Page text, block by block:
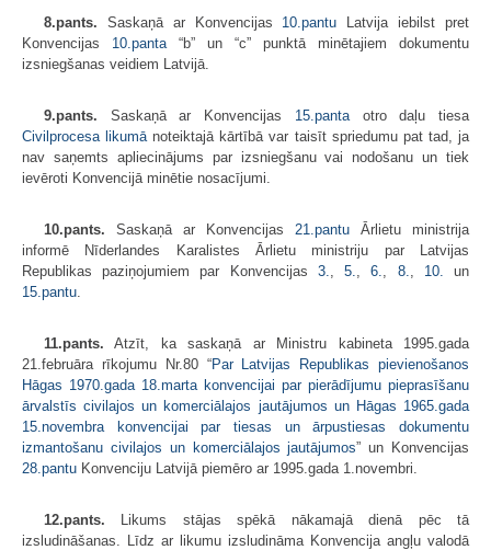
8.pants. Saskaņā ar Konvencijas 10.pantu Latvija iebilst pret
Konvencijas 10.panta “b” un “c” punktā minētajiem dokumentu
izsniegšanas veidiem Latvijā.
9.pants. Saskaņā ar Konvencijas 15.pantaotro daļu tiesa
Civilprocesa likumā noteiktajā kārtībā var taisīt spriedumu pat tad, ja
nav saņemts apliecinājums par izsniegšanu vai nodošanu un tiek
ievēroti Konvencijā minētie nosacījumi.
10.pants. Saskaņā ar Konvencijas 21.pantu Ārlietu ministrija
informē Nīderlandes Karalistes Ārlietu ministriju par Latvijas
Republikas paziņojumiem par Konvencijas 3. ,5. ,6. 8. 10.un
15.pantu
11.pants. Atzīt, ka saskaņā ar Ministru kabineta 1995.gada
21.februāra rīkojumu Nr.80 “Par Latvijas Republikas pievienošanos
Hāgas 1970.gada 18.marta konvencijai par pierādījumu pieprasīšanu
ārvalstīs civilajos un komerciālajos jautājumos un Hāgas 1965.gada
15.novembra konvencijai par tiesas un ārpustiesas dokumentu
izmantošanu civilajos un komerciālajos jautājumos” un Konvencijas
28.pantu Konvenciju Latvijā piemēro ar 1995.gada 1.novembri.
12.pants. Likums stājas spēkā nākamajā dienā pēc tā
izsludināšanas. Līdz ar likumu izsludināma Konvencija angļu valodā